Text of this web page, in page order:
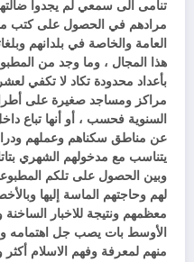
تنامى الى سمعي لم يجدوا
مرادهم في الحصول على كتب
العامة والخاصة في بلدانهم
هذا المجال ، وما وجد من
بأعداد محدودة تكاد لا تكفي
مراكز ومساجد صغيرة على
السنوية فحسب ، أو أنها تباع
عن مناطق سكناهم وعملهم
يتناسب مع مدخولهم الشهري
وبين الحصول على تلكم
لهم وحاجتهم الماسة إليها
معظمهم ونتيجة للاخبار
الأوسط بات يصب جل اهتمامه
منهم لمعرفة وفهم الاسلام أكثر